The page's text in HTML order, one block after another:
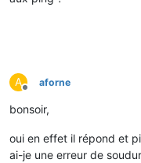
A
Offline
aforne
bonsoir,
oui en effet il répond et
ai-je une erreur de